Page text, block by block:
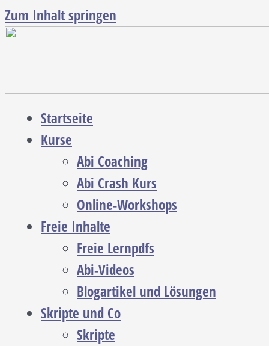
Zum Inhalt springen
Startseite
Kurse
Abi Coaching
Abi Crash Kurs
Online-Workshops
Freie Inhalte
Freie Lernpdfs
Abi-Videos
Blogartikel und Lösungen
Skripte und Co
Skripte